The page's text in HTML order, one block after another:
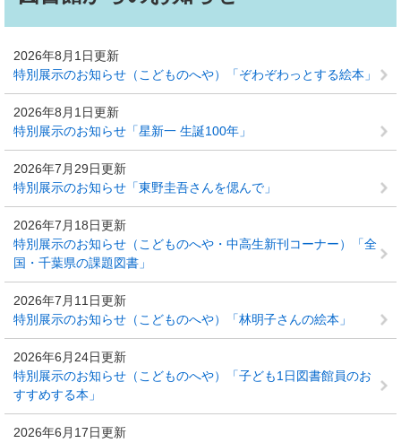
2026年8月1日更新
特別展示のお知らせ（こどものへや）「ぞわぞわっとする絵本」
2026年8月1日更新
特別展示のお知らせ「星新一 生誕100年」
2026年7月29日更新
特別展示のお知らせ「東野圭吾さんを偲んで」
2026年7月18日更新
特別展示のお知らせ（こどものへや・中高生新刊コーナー）「全
国・千葉県の課題図書」
2026年7月11日更新
特別展示のお知らせ（こどものへや）「林明子さんの絵本」
2026年6月24日更新
特別展示のお知らせ（こどものへや）「子ども1日図書館員のお
すすめする本」
2026年6月17日更新